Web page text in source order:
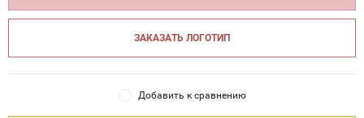
ЗАКАЗАТЬ ЛОГОТИП
Добавить к сравнению